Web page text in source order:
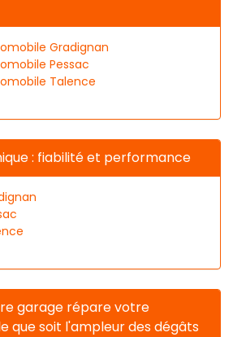
Gradignan
Pessac
Talence
: fiabilité et performance
garage répare votre
que soit l'ampleur des dégâts